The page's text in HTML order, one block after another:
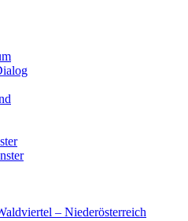
– Niederösterreich